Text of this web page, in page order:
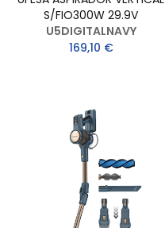
S/FIO300W 29.9V
U5DIGITALNAVY
169,10 €